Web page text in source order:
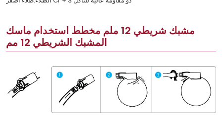
مشبك شريطي 12 ملم مخطط استخدام ماسك
المشبك الشريطي 12 مم